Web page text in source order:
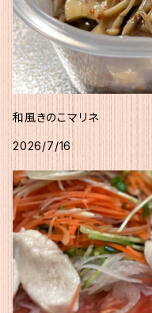
和風きのこマリネ
2026/7/16